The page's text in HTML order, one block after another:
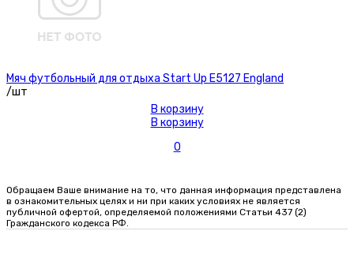
Мяч футбольный для отдыха Start Up E5127 England
/шт
В корзину
В корзину
0
Обращаем Ваше внимание на то, что данная информация представлена
в ознакомительных целях и ни при каких условиях не является
публичной офертой, определяемой положениями Статьи 437 (2)
Гражданского кодекса РФ.